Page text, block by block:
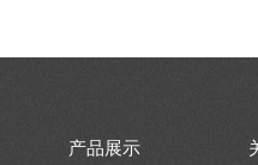
产品展示